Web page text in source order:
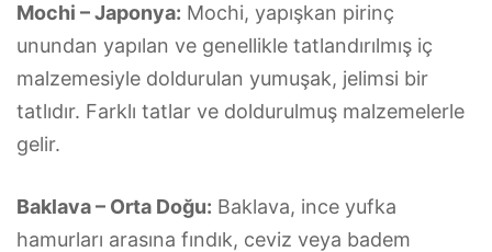
Mochi – Japonya: Mochi, yapışkan pirinç
unundan yapılan ve genellikle tatlandırılmış iç
malzemesiyle doldurulan yumuşak, jelimsi bir
tatlıdır. Farklı tatlar ve doldurulmuş malzemelerle
gelir.
Baklava – Orta Doğu: Baklava, ince yufka
hamurları arasına fındık, ceviz veya badem